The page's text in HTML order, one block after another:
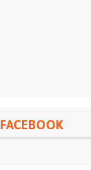
FACEBOOK